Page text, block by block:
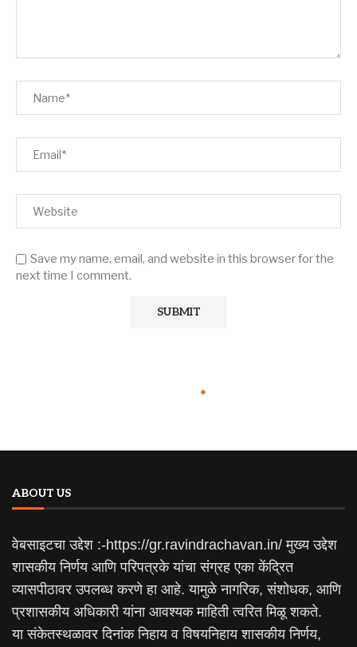
Save my name, email, and website in this browser for the
next time I comment.
ABOUT US
वेबसाइटचा उद्देश :-https://gr.ravindrachavan.in/ मुख्य उद्देश
शासकीय निर्णय आणि परिपत्रके यांचा संग्रह एका केंद्रित
व्यासपीठावर उपलब्ध करणे हा आहे. यामुळे नागरिक, संशोधक, आणि
प्रशासकीय अधिकारी यांना आवश्यक माहिती त्वरित मिळू शकते.
या संकेतस्थळावर दिनांक निहाय व विषयनिहाय शासकीय निर्णय,